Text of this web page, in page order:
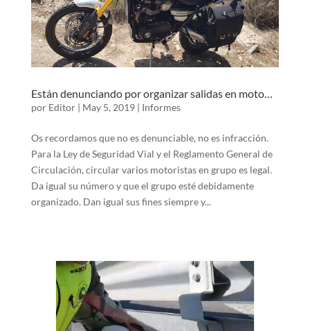
Están denunciando por organizar salidas en moto…
por Editor| May 5, 2019| Informes
Os recordamos que no es denunciable, no es infracción.
Para la Ley de Seguridad Vial y el Reglamento General de
Circulación, circular varios motoristas en grupo es legal.
Da igual su número y que el grupo esté debidamente
organizado. Dan igual sus fines siempre y...